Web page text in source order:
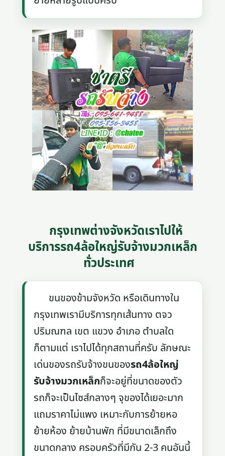
กรุงเทพต่างจังหวัดเราไปให้
บริการรถ4ล้อใหญ่รับจ้างมวกเหล็ก
ทั่วประเทศ
ขนของข้ามจังหวัด หรือเดินทางใน
กรุงเทพเรามีบริการทุกเส้นทาง ตจว
ปริมณฑล เขต แขวง อำเภอ ตำบลใด
ก็ตามแต่ เราไปได้ทุกสถานที่ครับ ลักษณะ
เด่นของรถรับจ้างขนของรถ4ล้อใหญ่
รับจ้างมวกเหล็กก็จะอยู่ที่ขนาดของตัว
รถก็จะเป็นไซส์กลางๆ จุของได้เยอะมาก
แถมราคาไม่แพง เหมาะกับการย้ายหอ
ย้ายห้อง ย้ายบ้านพัก ที่มีขนาดเล็กถึง
ขนาดกลาง ครอบครัวที่มีกัน 2-3 คนอันนี้